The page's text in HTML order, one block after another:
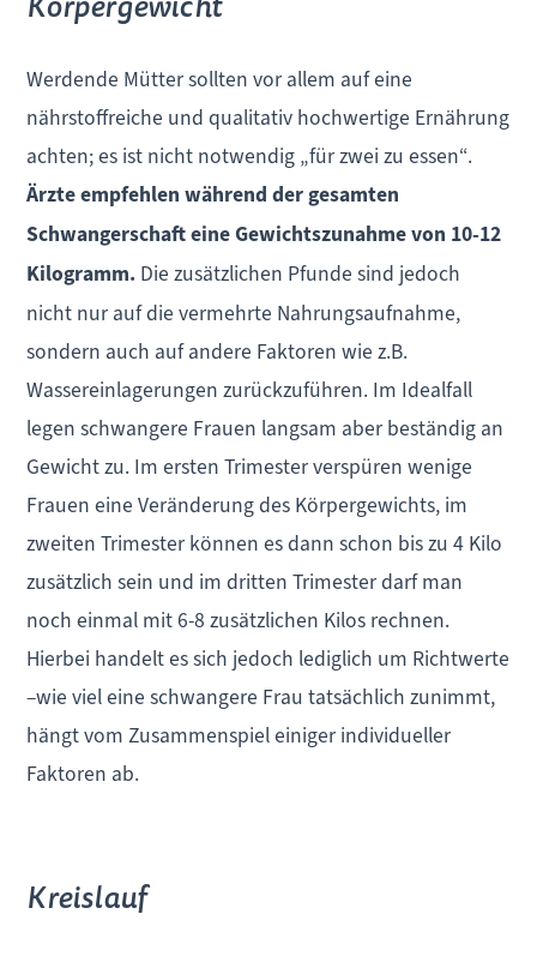
Werdende Mütter sollten vor allem auf eine
nährstoffreiche und qualitativ hochwertige Ernährung
achten; es ist nicht notwendig „für zwei zu essen“.
Ärzte empfehlen während der gesamten
Schwangerschaft eine Gewichtszunahme von 10-12
Kilogramm. Die zusätzlichen Pfunde sind jedoch
nicht nur auf die vermehrte Nahrungsaufnahme,
sondern auch auf andere Faktoren wie z.B.
Wassereinlagerungen zurückzuführen. Im Idealfall
legen schwangere Frauen langsam aber beständig an
Gewicht zu. Im ersten Trimester verspüren wenige
Frauen eine Veränderung des Körpergewichts, im
zweiten Trimester können es dann schon bis zu 4 Kilo
zusätzlich sein und im dritten Trimester darf man
noch einmal mit 6-8 zusätzlichen Kilos rechnen.
Hierbei handelt es sich jedoch lediglich um Richtwerte
–wie viel eine schwangere Frau tatsächlich zunimmt,
hängt vom Zusammenspiel einiger individueller
Faktoren ab.
Kreislauf